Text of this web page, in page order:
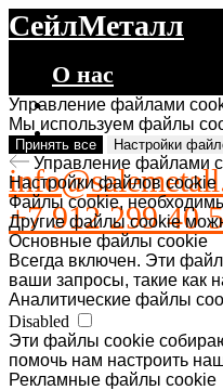
СейлМеталл
О нас
Каталог
Контакты
+7 912 299 40
Управление файлами
Мы используем файлы
Принять все Настройки
Управление файлами
Настройки файлов cookie
Файлы cookie,
Другие файлы cookie
Основные файлы cookie
Всегда включен. Эти
ваши запросы, такие как
Аналитические файлы
Disabled
Эти файлы cookie
помочь нам настроить
Рекламные файлы cookie